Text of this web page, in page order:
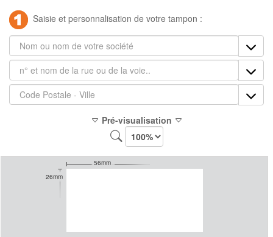
Saisie et personnalisation de votre tampon :
Pré-visualisation
56mm
26mm